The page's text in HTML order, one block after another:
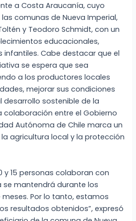
a Costa Araucanía, cuyo
comunas de Nueva Imperial,
y Teodoro Schmidt, con un
educacionales,
infantiles. Cabe destacar que el
se espera que sea
a los productores locales
mejorar sus condiciones
desarrollo sostenible de la
colaboración entre el Gobierno
Autónoma de Chile marca un
agricultura local y la protección
y 15 personas colaboran con
se mantendrá durante los
Por lo tanto, estamos
resultados obtenidos”, expresó